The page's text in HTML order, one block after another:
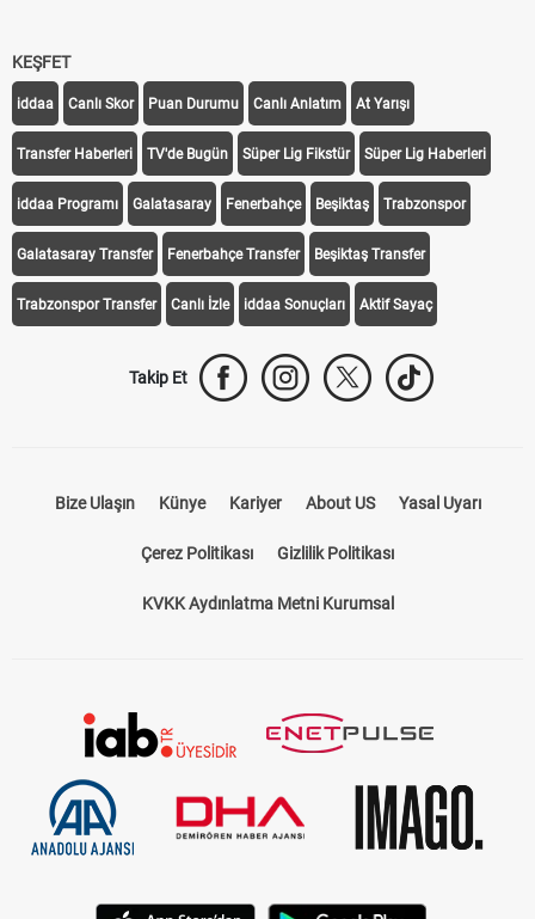
KEŞFET
iddaa Canlı Skor Puan Durumu Canlı Anlatım At Yarışı
Transfer Haberleri TV'de Bugün Süper Lig Fikstür Süper Lig Haberleri
iddaa Programı Galatasaray Fenerbahçe Beşiktaş Trabzonspor
Galatasaray Transfer Fenerbahçe Transfer Beşiktaş Transfer
Trabzonspor Transfer Canlı İzle iddaa Sonuçları Aktif Sayaç
Takip Et
Bize Ulaşın Künye Kariyer About US Yasal Uyarı
Çerez Politikası Gizlilik Politikası
KVKK Aydınlatma Metni Kurumsal